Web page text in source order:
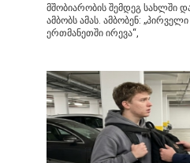
მშობიარობის შემდეგ სახლში
ამბობს ამას. ამბობენ:
ერთმანეთში ირევა“,